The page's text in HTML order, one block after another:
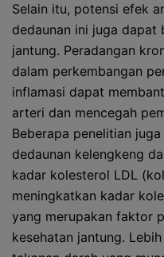
Selain itu, potensi efek
dedaunan ini juga dapat
jantung. Peradangan
dalam perkembangan
inflamasi dapat
arteri dan mencegah
Beberapa penelitian
dedaunan kelengkeng
kadar kolesterol LDL
meningkatkan kadar
yang merupakan faktor
kesehatan jantung.